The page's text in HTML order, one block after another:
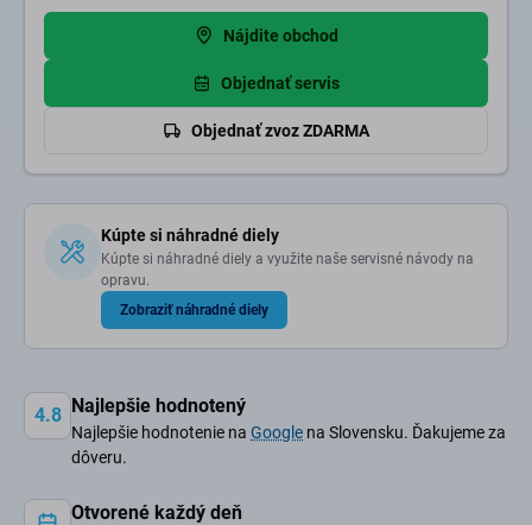
Nájdite obchod
Objednať servis
Objednať zvoz ZDARMA
Kúpte si náhradné diely
Kúpte si náhradné diely a využite naše servisné návody na
opravu.
Zobraziť náhradné diely
4.8 Najlepšie hodnotený
Najlepšie hodnotenie na Google na Slovensku. Ďakujeme za
dôveru.
Otvorené každý deň